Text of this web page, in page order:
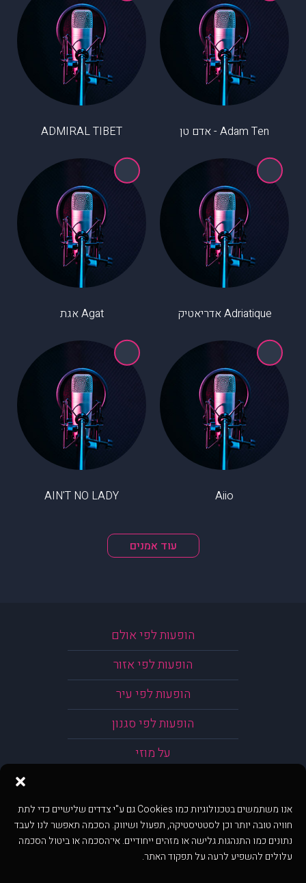
אנו משתמשים בטכנולוגיות כמו Cookies גם ע"י צדדים שלישיים כדי לתת
חוויה טובה יותר וכן לסטטיסטיקה, תפעול ושיווק. הסכמה תאפשר לנו לעבד
נתונים כמו התנהגות גלישה או מזהים ייחודיים. אי־הסכמה או ביטול הסכמה
עלולים להשפיע לרעה על תפקוד האתר.
Adam Ten - אדם טן ADMIRAL TIBET
Adriatique אדריאטיק Agat אגת
Aiio
AIN'T NO LADY
עוד אמנים
הופעות לפי אולם
הופעות לפי אזור
הופעות לפי עיר
הופעות לפי סגנון
על מוזי